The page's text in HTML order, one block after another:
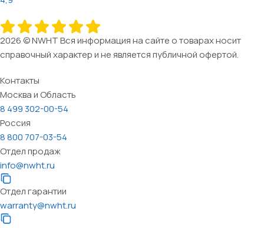
2026 © NWHT Вся информация на сайте о товарах носит
справочный характер и не является публичной офертой.
Контакты
Москва и Область
8 499 302-00-54
Россия
8 800 707-03-54
Отдел продаж
info@nwht.ru
Отдел гарантии
warranty@nwht.ru